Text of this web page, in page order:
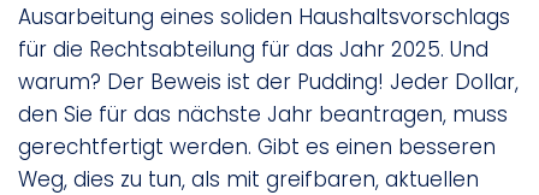
Ausarbeitung eines soliden Haushaltsvorschlags
für die Rechtsabteilung für das Jahr 2025. Und
warum? Der Beweis ist der Pudding! Jeder Dollar,
den Sie für das nächste Jahr beantragen, muss
gerechtfertigt werden. Gibt es einen besseren
Weg, dies zu tun, als mit greifbaren, aktuellen